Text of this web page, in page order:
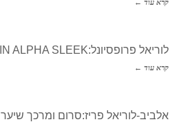
קרא עוד ←
לוריאל פרופסיונל:KERATIN ALPHA SLEEK
קרא עוד ←
אלביב-לוריאל פריז:סרום ומרכך שיער ULTIMATE